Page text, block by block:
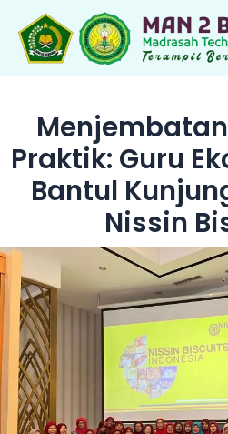
konten
Praktik: Guru
Bantul
Nissin